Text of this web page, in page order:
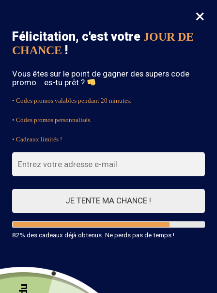
0
SOLDES : -15% sur toute la boutique avec le code « BOHEME15 »
×
Félicitation, c'est votre JOUR DE
CHANCE !
Vous êtes sur le point de gagner des supers code
promo... es-tu prêt ?
• Codes promos valables pendant 20 minutes.
• Codes promos personnalisés.
• Cadeaux limités !
JE TENTE MA CHANCE !
82% des cadeaux déjà obtenus. Ne perds pas de temps !